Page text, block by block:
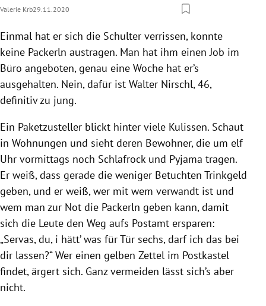
Valerie Krb29.11.2020
Einmal hat er sich die Schulter verrissen, konnte
keine Packerln austragen. Man hat ihm einen Job im
Büro angeboten, genau eine Woche hat er’s
ausgehalten. Nein, dafür ist Walter Nirschl, 46,
definitiv zu jung.
Ein Paketzusteller blickt hinter viele Kulissen. Schaut
in Wohnungen und sieht deren Bewohner, die um elf
Uhr vormittags noch Schlafrock und Pyjama tragen.
Er weiß, dass gerade die weniger Betuchten Trinkgeld
geben, und er weiß, wer mit wem verwandt ist und
wem man zur Not die Packerln geben kann, damit
sich die Leute den Weg aufs Postamt ersparen:
„Servas, du, i hätt’ was für Tür sechs, darf ich das bei
dir lassen?“ Wer einen gelben Zettel im Postkastel
findet, ärgert sich. Ganz vermeiden lässt sich’s aber
nicht.